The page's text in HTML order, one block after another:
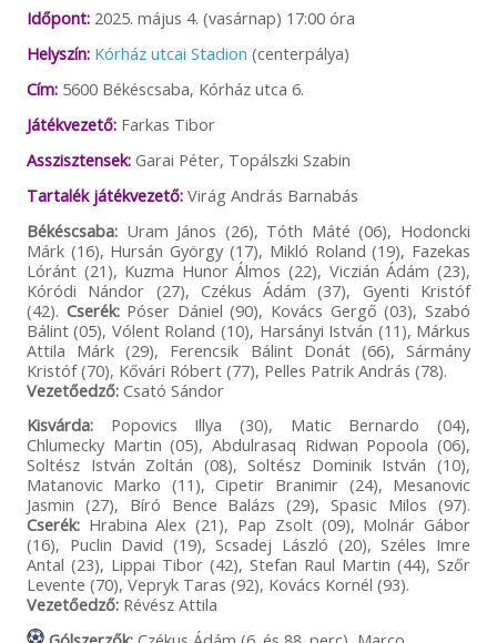
Időpont:2025. május 4. (vasárnap) 17:00 óra
Helyszín: Kórház utcai Stadion (centerpálya)
Cím:5600 Békéscsaba, Kórház utca 6.
Játékvezető:Farkas Tibor
Asszisztensek:Garai Péter, Topálszki Szabin
Tartalék játékvezető:Virág András Barnabás
Békéscsaba:Uram János (26), Tóth Máté (06), Hodoncki
Márk (16), Hursán György (17), Mikló Roland (19), Fazekas
Lóránt (21), Kuzma Hunor Álmos (22), Viczián Ádám (23),
Kóródi Nándor (27), Czékus Ádám (37), Gyenti Kristóf
(42). Cserék:Póser Dániel (90), Kovács Gergő (03), Szabó
Bálint (05), Vólent Roland (10), Harsányi István (11), Márkus
Attila Márk (29), Ferencsik Bálint Donát (66), Sármány
Kristóf (70), Kővári Róbert (77), Pelles Patrik András (78).
Vezetőedző:Csató Sándor
Kisvárda:Popovics Illya (30), Matic Bernardo (04),
Chlumecky Martin (05), Abdulrasaq Ridwan Popoola (06),
Soltész István Zoltán (08), Soltész Dominik István (10),
Matanovic Marko (11), Cipetir Branimir (24), Mesanovic
Jasmin (27), Bíró Bence Balázs (29), Spasic Milos (97).
Cserék:Hrabina Alex (21), Pap Zsolt (09), Molnár Gábor
(16), Puclin David (19), Scsadej László (20), Széles Imre
Antal (23), Lippai Tibor (42), Stefan Raul Martin (44), Szőr
Levente (70), Vepryk Taras (92), Kovács Kornél (93).
Vezetőedző:Révész Attila